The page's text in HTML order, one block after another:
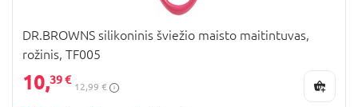
DR.BROWNS silikoninis šviežio maisto maitintuvas,
rožinis, TF005
10,39 €
12,99 €